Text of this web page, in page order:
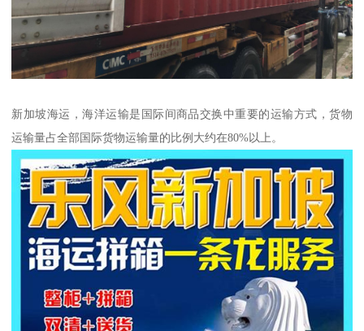
新加坡海运，海洋运输是国际间商品交换中重要的运输方式，货物
运输量占全部国际货物运输量的比例大约在80%以上。